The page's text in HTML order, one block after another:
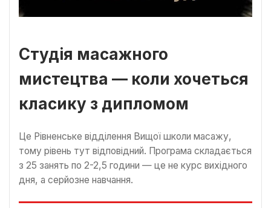
Студія масажного
мистецтва — коли хочеться
класику з дипломом
Це Рівненське відділення Вищої школи масажу,
тому рівень тут відповідний. Програма складається
з 25 занять по 2-2,5 години — це не курс вихідного
дня, а серйозне навчання.